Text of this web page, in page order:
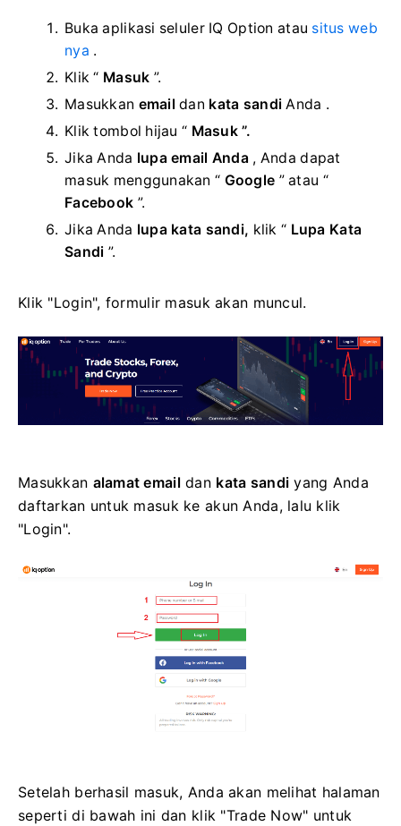
Buka aplikasi seluler IQ Option atau situs web
nya .
Klik “ Masuk ”.
Masukkan email dan kata sandi Anda .
Kliktombol hijau “ Masuk ”.
Jika Anda lupa email Anda , Anda dapat
masuk menggunakan “ Google ” atau “
Facebook ”.
Jika Anda lupa kata sandi, klik “ Lupa Kata
Sandi ”.
Klik "Login", formulir masuk akan muncul.
Masukkan alamat emaildan kata sandi yang Anda
daftarkan untuk masuk ke akun Anda, lalu klik
"Login".
Setelah berhasil masuk, Anda akan melihat halaman
seperti di bawah ini dan klik "Trade Now" untuk